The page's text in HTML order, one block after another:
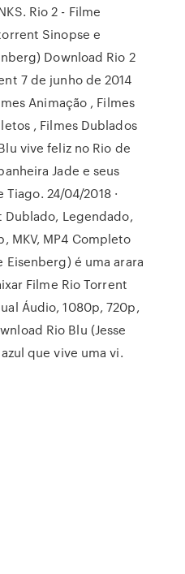
Rio 2 - Filme
Sinopse e
Download Rio 2
7 de junho de 2014
Animação , Filmes
, Filmes Dublados
vive feliz no Rio de
Jade e seus
24/04/2018 ·
Dublado, Legendado,
MKV, MP4 Completo
Eisenberg) é uma arara
Filme Rio Torrent
Áudio, 1080p, 720p,
Rio Blu (Jesse
que vive uma vi.